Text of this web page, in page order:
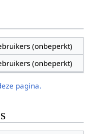
(onbeperkt)
(onbeperkt)
pagina.